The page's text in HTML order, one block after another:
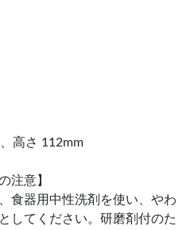
高さ 112mm
注意】
食器用中性洗剤を使い、やわ
してください。研磨剤付のた